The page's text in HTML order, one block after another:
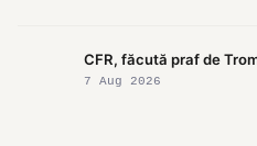
CFR, făcută praf de
7 Aug 2026